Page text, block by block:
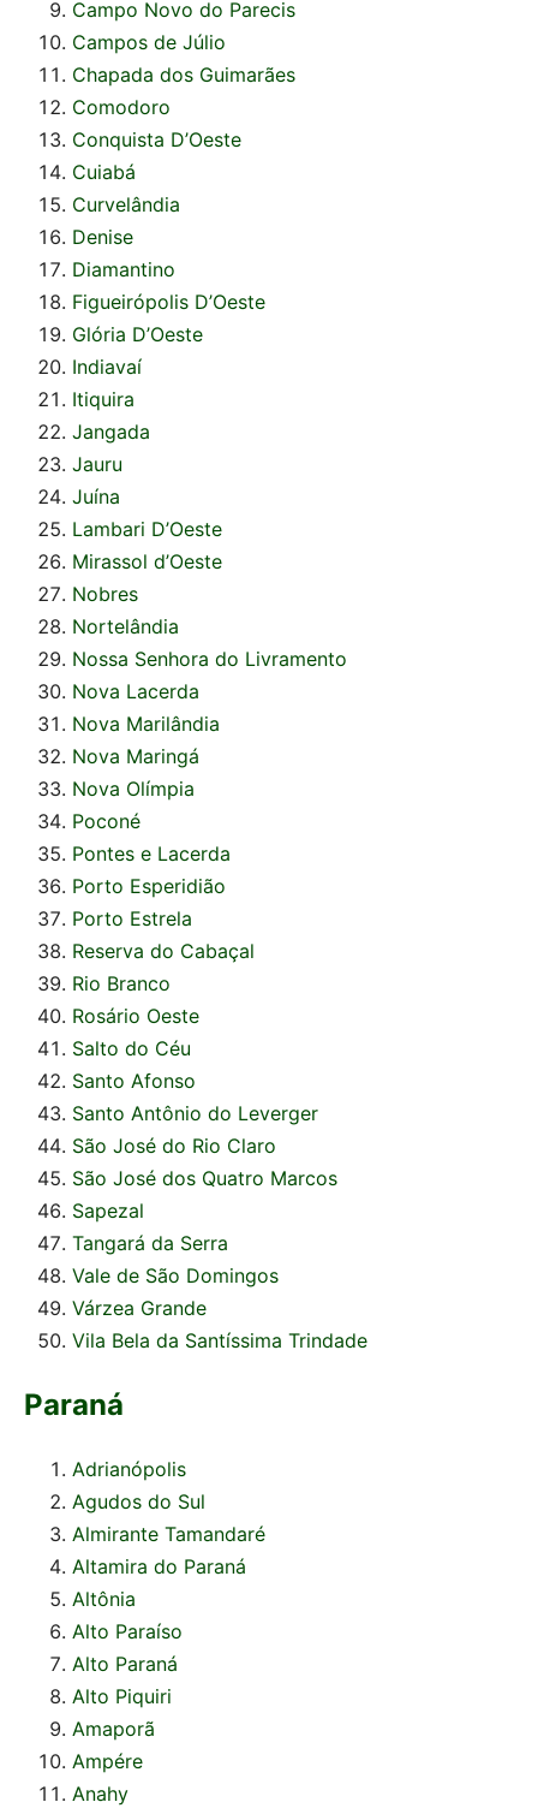
Campo Novo do Parecis
Campos de Júlio
Chapada dos Guimarães
Comodoro
Conquista D’Oeste
Cuiabá
Curvelândia
Denise
Diamantino
Figueirópolis D’Oeste
Glória D’Oeste
Indiavaí
Itiquira
Jangada
Jauru
Juína
Lambari D’Oeste
Mirassol d’Oeste
Nobres
Nortelândia
Nossa Senhora do Livramento
Nova Lacerda
Nova Marilândia
Nova Maringá
Nova Olímpia
Poconé
Pontes e Lacerda
Porto Esperidião
Porto Estrela
Reserva do Cabaçal
Rio Branco
Rosário Oeste
Salto do Céu
Santo Afonso
Santo Antônio do Leverger
São José do Rio Claro
São José dos Quatro Marcos
Sapezal
Tangará da Serra
Vale de São Domingos
Várzea Grande
Vila Bela da Santíssima Trindade
Paraná
Adrianópolis
Agudos do Sul
Almirante Tamandaré
Altamira do Paraná
Altônia
Alto Paraíso
Alto Paraná
Alto Piquiri
Amaporã
Ampére
Anahy